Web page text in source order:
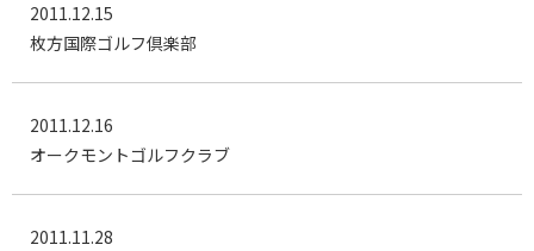
2011.12.15
枚方国際ゴルフ倶楽部
2011.12.16
オークモントゴルフクラブ
2011.11.28